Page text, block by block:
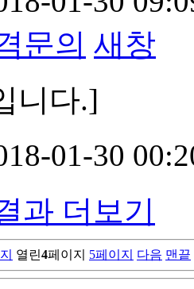
문의 새창
니다.]
01-30
과 더보기
열린4페이지 5페이지 다음 맨끝